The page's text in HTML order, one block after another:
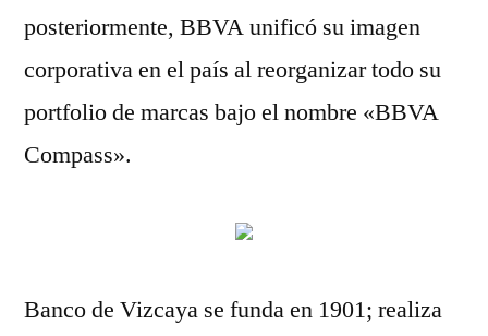
posteriormente, BBVA unificó su imagen
corporativa en el país al reorganizar todo su
portfolio de marcas bajo el nombre «BBVA
Compass».
Banco de Vizcaya se funda en 1901; realiza